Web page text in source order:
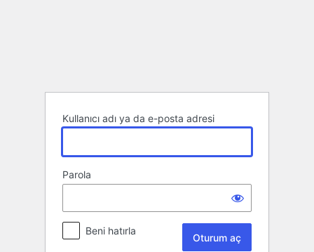
Kullanıcı adı ya da e-posta adresi
Parola
Beni hatırla